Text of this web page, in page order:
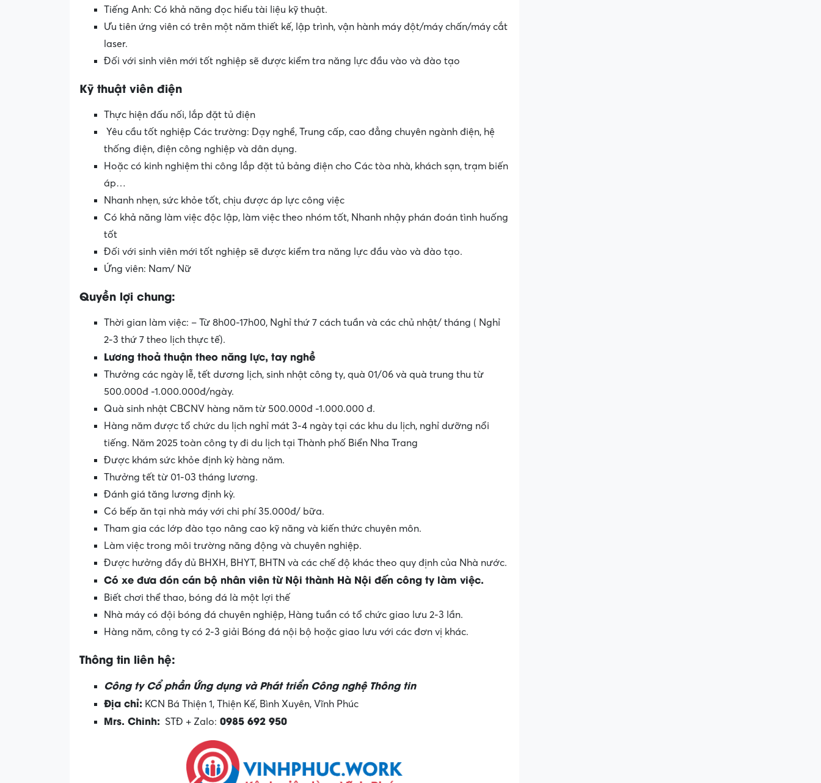
Tiếng Anh: Có khả năng đọc hiểu tài liệu kỹ thuật.
Ưu tiên ứng viên có trên một năm thiết kế, lập trình, vận hành máy đột/máy chấn/máy cắt
laser.
Đối với sinh viên mới tốt nghiệp sẽ được kiểm tra năng lực đầu vào và đào tạo
Kỹ thuật viên điện
Thực hiện đấu nối, lắp đặt tủ điện
Yêu cầu tốt nghiệp Các trường: Dạy nghề, Trung cấp, cao đẳng chuyên ngành điện, hệ
thống điện, điện công nghiệp và dân dụng.
Hoặc có kinh nghiệm thi công lắp đặt tủ bảng điện cho Các tòa nhà, khách sạn, trạm biến
áp…
Nhanh nhẹn, sức khỏe tốt, chịu được áp lực công việc
Có khả năng làm việc độc lập, làm việc theo nhóm tốt, Nhanh nhậy phán đoán tình huống
tốt
Đối với sinh viên mới tốt nghiệp sẽ được kiểm tra năng lực đầu vào và đào tạo.
Ứng viên: Nam/ Nữ
Quyền lợi chung:
Thời gian làm việc: – Từ 8h00-17h00, Nghỉ thứ 7 cách tuần và các chủ nhật/ tháng ( Nghỉ
2-3 thứ 7 theo lịch thực tế).
Lương thoả thuận theo năng lực, tay nghề
Thưởng các ngày lễ, tết dương lịch, sinh nhật công ty, quà 01/06 và quà trung thu từ
500.000đ -1.000.000đ/ngày.
Quà sinh nhật CBCNV hàng năm từ 500.000đ -1.000.000 đ.
Hàng năm được tổ chức du lịch nghỉ mát 3-4 ngày tại các khu du lịch, nghỉ dưỡng nổi
tiếng. Năm 2025 toàn công ty đi du lịch tại Thành phố Biển Nha Trang
Được khám sức khỏe định kỳ hàng năm.
Thưởng tết từ 01-03 tháng lương.
Đánh giá tăng lương định kỳ.
Có bếp ăn tại nhà máy với chi phí 35.000đ/ bữa.
Tham gia các lớp đào tạo nâng cao kỹ năng và kiến thức chuyên môn.
Làm việc trong môi trường năng động và chuyên nghiệp.
Được hưởng đầy đủ BHXH, BHYT, BHTN và các chế độ khác theo quy định của Nhà nước.
Có xe đưa đón cán bộ nhân viên từ Nội thành Hà Nội đến công ty làm việc.
Biết chơi thể thao, bóng đá là một lợi thế
Nhà máy có đội bóng đá chuyên nghiệp, Hàng tuần có tổ chức giao lưu 2-3 lần.
Hàng năm, công ty có 2-3 giải Bóng đá nội bộ hoặc giao lưu với các đơn vị khác.
Thông tin liên hệ:
Công ty Cổ phần Ứng dụng và Phát triển Công nghệ Thông tin
Địa chỉ: KCN Bá Thiện 1, Thiện Kế, Bình Xuyên, Vĩnh Phúc
Mrs. Chinh: STĐ + Zalo: 0985 692 950